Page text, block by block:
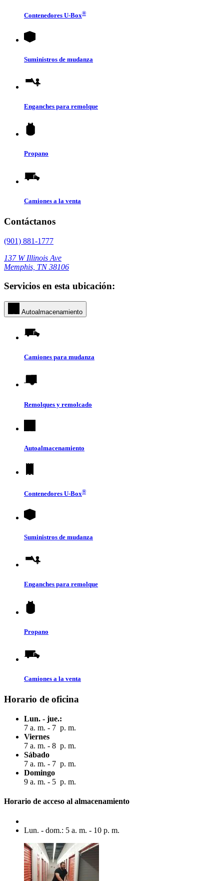
Contenedores U-Box®
Suministros de mudanza
Enganches para remolque
Propano
Camiones a la venta
Contáctanos
(901) 881-1777
137 W Illinois Ave
Memphis, TN 38106
Servicios en esta ubicación:
Autoalmacenamiento
Camiones para mudanza
Remolques y remolcado
Autoalmacenamiento
Contenedores U-Box®
Suministros de mudanza
Enganches para remolque
Propano
Camiones a la venta
Horario de oficina
Lun. - jue.:
7 a. m. - 7 p. m.
Viernes
7 a. m. - 8 p. m.
Sábado
7 a. m. - 7 p. m.
Domingo
9 a. m. - 5 p. m.
Horario de acceso al almacenamiento
Lun. - dom.: 5 a. m. - 10 p. m.